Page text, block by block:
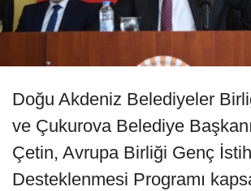
Doğu Akdeniz Belediyeler
ve Çukurova Belediye
Çetin, Avrupa Birliği Genç
Desteklenmesi Programı